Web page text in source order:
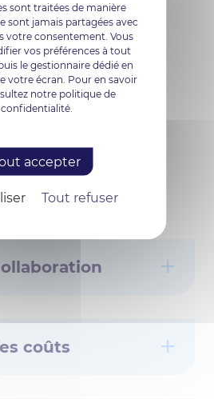
sur des
et pourrez
accéder à
outils de sécurité,
de toute attaque
coûts
sont traitées de manière
sont jamais partagées avec
votre consentement. Vous
vos préférences à tout
le gestionnaire dédié en
votre écran. Pour en savoir
notre politique de
confidentialité.
accepter
Tout refuser